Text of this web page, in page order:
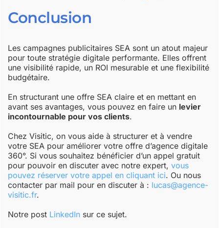
Conclusion
Les campagnes publicitaires SEA sont un atout majeur
pour toute stratégie digitale performante. Elles offrent
une visibilité rapide, un ROI mesurable et une flexibilité
budgétaire.
En structurant une offre SEA claire et en mettant en
avant ses avantages, vous pouvez en faire un levier
incontournable pour vos clients.
Chez Visitic, on vous aide à structurer et à vendre
votre SEA pour améliorer votre offre d’agence digitale
360°. Si vous souhaitez bénéficier d’un appel gratuit
pour pouvoir en discuter avec notre expert,vous
pouvez réserver votre appel en cliquant ici. Ou nous
contacter par mail pour en discuter à : lucas@agence-
visitic.fr.
Notre post LinkedIn sur ce sujet.